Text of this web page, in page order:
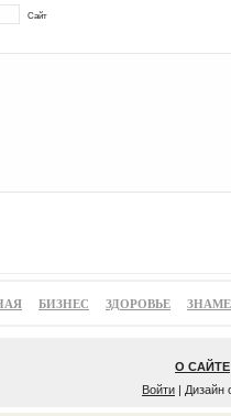
Сайт
БИЗНЕС ЗДОРОВЬЕ
О САЙТЕ
Войти | Дизайн